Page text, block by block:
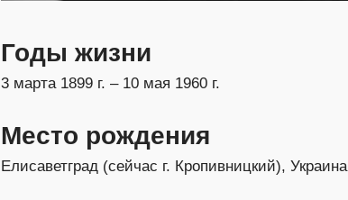
Годы жизни
3 марта 1899 г. – 10 мая 1960 г.
Место рождения
Елисаветград (сейчас г. Кропивницкий), Украина